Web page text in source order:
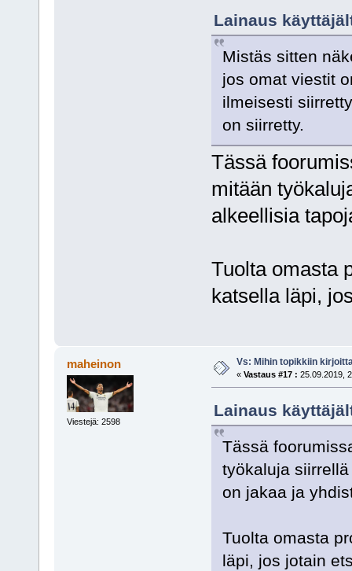
Lainaus
Mistäs sitten
jos omat viestit
ilmeisesti
on siirretty.
Tässä
mitään
alkeellisia
Tuolta omasta
katsella läpi,
maheinon
Viestejä: 2598
Vs: Mihin topikkiin
« Vastaus #17 : 25.09.2019,
Lainaus
Tässä
työkaluja
on jakaa ja
Tuolta omasta
läpi, jos jotain